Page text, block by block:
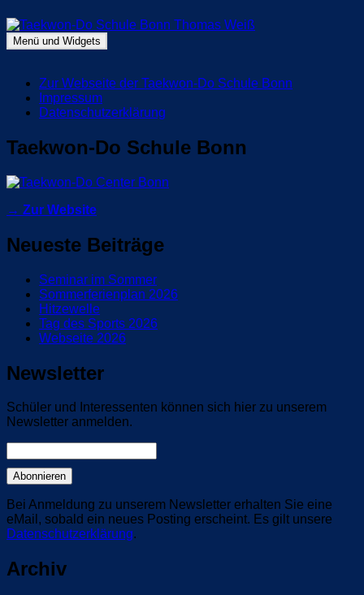
Inhalt
springen
Taekwon-Do Schule Bonn Thomas Weiß
Blog Taekwon-Do Schule Bonn
Menü und Widgets
Zur Webseite der Taekwon-Do Schule Bonn
Impressum
Datenschutzerklärung
Taekwon-Do Schule Bonn
→ Zur Website
Neueste Beiträge
Seminar im Sommer
Sommerferienplan 2026
Hitzewelle
Tag des Sports 2026
Webseite 2026
Newsletter
Schüler und Interessenten können sich hier zu unserem
Newsletter anmelden.
Bei Anmeldung zu unserem Newsletter erhalten Sie eine
eMail, sobald ein neues Posting erscheint. Es gilt unsere
Datenschutzerklärung.
Archiv